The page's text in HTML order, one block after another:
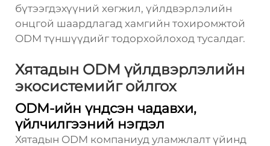
бүтээгдэхүүний хөгжил, үйлдвэрлэлийн
онцгой шаардлагад хамгийн тохиромжтой
ODM түншүүдийг тодорхойлоход тусалдаг.
Хятадын ODM үйлдвэрлэлийн
экосистемийг ойлгох
ODM-ийн үндсэн чадавхи,
үйлчилгээний нэгдэл
Хятадын ODM компаниуд уламжлалт үйинд